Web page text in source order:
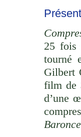
25 fois
tourné
Gilbert
film de
d’une